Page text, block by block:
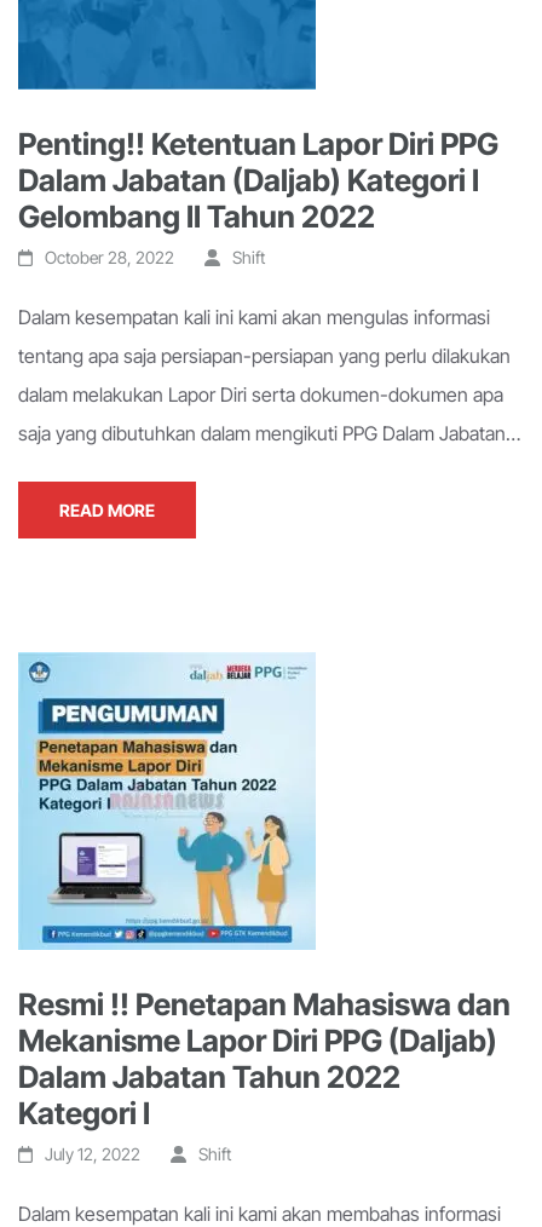
Penting!! Ketentuan Lapor Diri PPG
Dalam Jabatan (Daljab) Kategori I
Gelombang II Tahun 2022
October 28, 2022 Shift
Dalam kesempatan kali ini kami akan mengulas informasi
tentang apa saja persiapan-persiapan yang perlu dilakukan
dalam melakukan Lapor Diri serta dokumen-dokumen apa
saja yang dibutuhkan dalam mengikuti PPG Dalam Jabatan…
READ MORE
Resmi !! Penetapan Mahasiswa dan
Mekanisme Lapor Diri PPG (Daljab)
Dalam Jabatan Tahun 2022
Kategori I
July 12, 2022 Shift
Dalam kesempatan kali ini kami akan membahas informasi